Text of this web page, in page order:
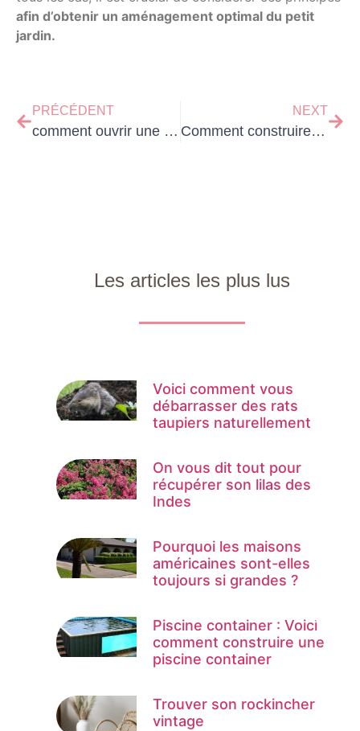
afin d’obtenir un aménagement optimal du petit
jardin.
PRÉCÉDENT
comment ouvrir une serrure sans clé
NEXT
Comment construire une maison en rondin de bois ?
Les articles les plus lus
Voici comment vous
débarrasser des rats
taupiers naturellement
On vous dit tout pour
récupérer son lilas des
Indes
Pourquoi les maisons
américaines sont-elles
toujours si grandes ?
Piscine container : Voici
comment construire une
piscine container
Trouver son rockincher
vintage